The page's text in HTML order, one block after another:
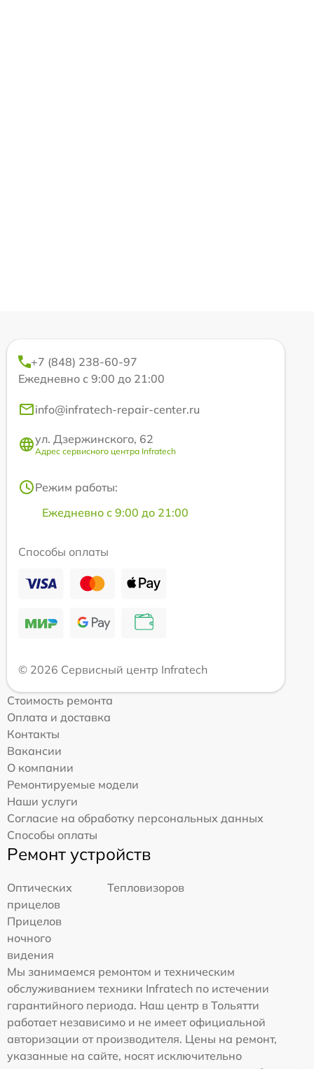
+7 (848) 238-60-97
Ежедневно с 9:00 до 21:00
info@infratech-repair-center.ru
ул. Дзержинского, 62
Адрес сервисного центра Infratech
Режим работы:
Ежедневно с 9:00 до 21:00
Способы оплаты
© 2026 Сервисный центр Infratech
Стоимость ремонта
Оплата и доставка
Контакты
Вакансии
О компании
Ремонтируемые модели
Наши услуги
Согласие на обработку персональных данных
Способы оплаты
Ремонт устройств
Оптических
прицелов
Тепловизоров
Прицелов
ночного
видения
Мы занимаемся ремонтом и техническим
обслуживанием техники Infratech по истечении
гарантийного периода. Наш центр в Тольятти
работает независимо и не имеет официальной
авторизации от производителя. Цены на ремонт,
указанные на сайте, носят исключительно